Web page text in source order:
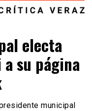
electa
su página
municipal